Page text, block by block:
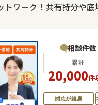
トワーク！共有持分や
相談件数
累計
20,000件
対応が親身